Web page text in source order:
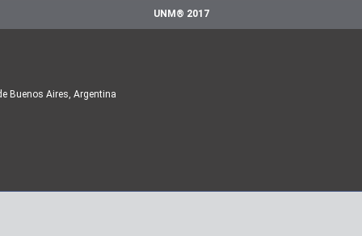
UNM® 2017
Buenos Aires, Argentina